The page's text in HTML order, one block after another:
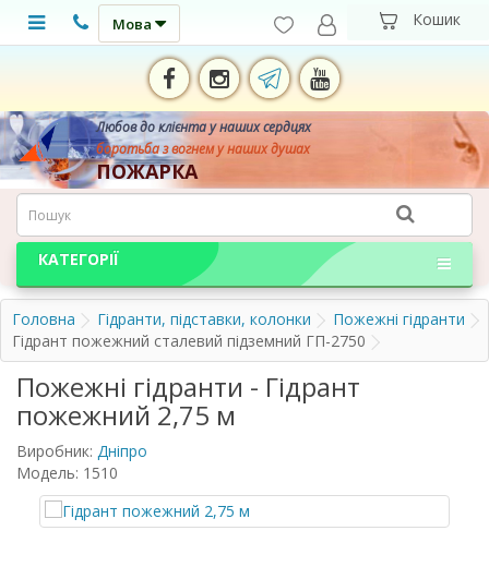
Мова
Любов до клієнта у наших сердцях
боротьба з вогнем у наших душах
ПОЖАРКА
КАТЕГОРІЇ
Головна Гідранти, підставки, колонки
Пожежні гідранти
Гідрант пожежний сталевий підземний ГП-2750
Пожежні гідранти - Гідрант
пожежний 2,75 м
Виробник: Дніпро
Модель: 1510